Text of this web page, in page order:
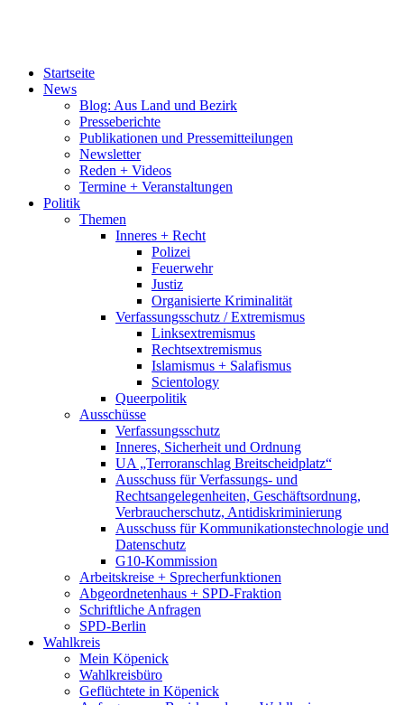
Startseite
News
Blog: Aus Land und Bezirk
Presseberichte
Publikationen und Pressemitteilungen
Newsletter
Reden + Videos
Termine + Veranstaltungen
Politik
Themen
Inneres + Recht
Polizei
Feuerwehr
Justiz
Organisierte Kriminalität
Verfassungsschutz / Extremismus
Linksextremismus
Rechtsextremismus
Islamismus + Salafismus
Scientology
Queerpolitik
Ausschüsse
Verfassungsschutz
Inneres, Sicherheit und Ordnung
UA „Terroranschlag Breitscheidplatz“
Ausschuss für Verfassungs- und
Rechtsangelegenheiten, Geschäftsordnung,
Verbraucherschutz, Antidiskriminierung
Ausschuss für Kommunikationstechnologie und
Datenschutz
G10-Kommission
Arbeitskreise + Sprecherfunktionen
Abgeordnetenhaus + SPD-Fraktion
Schriftliche Anfragen
SPD-Berlin
Wahlkreis
Mein Köpenick
Wahlkreisbüro
Geflüchtete in Köpenick